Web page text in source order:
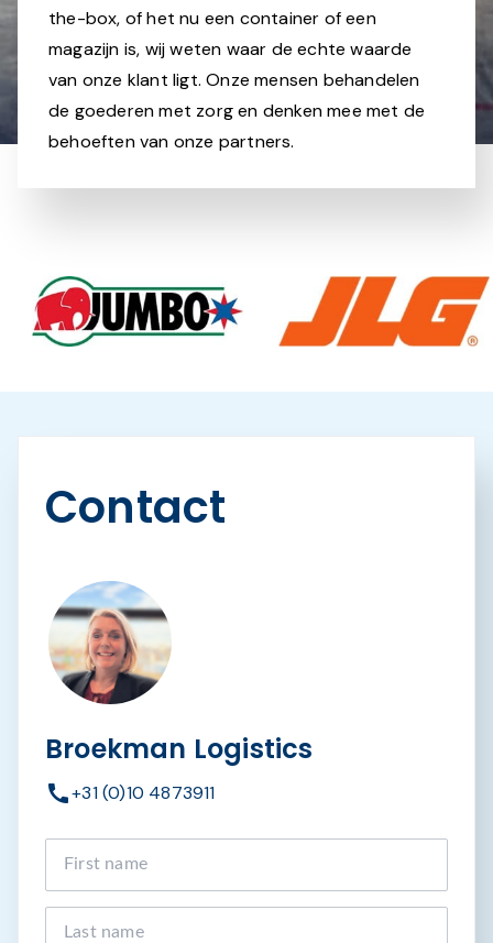
the-box, of het nu een container of een
magazijn is, wij weten waar de echte waarde
van onze klant ligt. Onze mensen behandelen
de goederen met zorg en denken mee met de
behoeften van onze partners.
Contact
Broekman Logistics
+31 (0)10 4873911